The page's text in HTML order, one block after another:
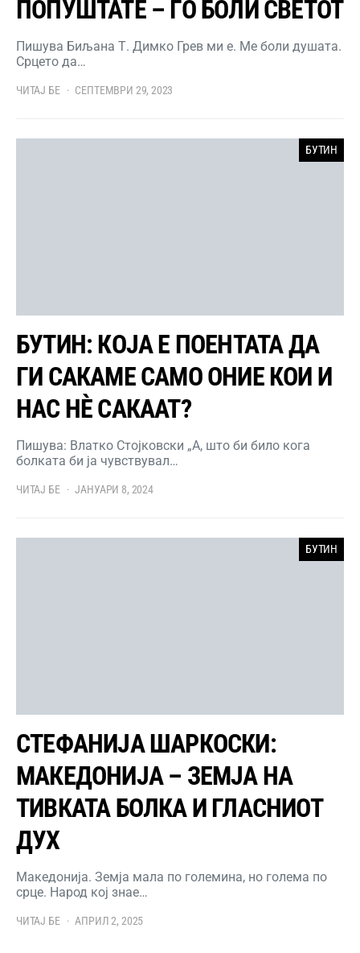
ПОПУШТАТЕ – ГО БОЛИ СВЕТОТ
Пишува Биљана Т. Димко Грев ми е. Ме боли душата.
Срцето да…
ЧИТАЈ БЕ СЕПТЕМВРИ 29, 2023
БУТИН
БУТИН: КОЈА Е ПОЕНТАТА ДА
ГИ САКАМЕ САМО ОНИЕ КОИ И
НАС НЀ САКААТ?
Пишува: Влатко Стојковски „А, што би било кога
болката би ја чувствувал…
ЧИТАЈ БЕ ЈАНУАРИ 8, 2024
БУТИН
СТЕФАНИЈА ШАРКОСКИ:
МАКЕДОНИЈА – ЗЕМЈА НА
ТИВКАТА БОЛКА И ГЛАСНИОТ
ДУХ
Македонија. Земја мала по големина, но голема по
срце. Народ кој знае…
ЧИТАЈ БЕ АПРИЛ 2, 2025